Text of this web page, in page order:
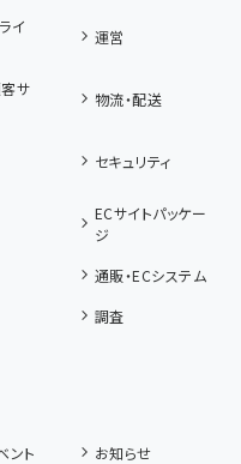
イ
運営
サ
物流・配送
セキュリティ
ECサイトパッケー
ジ
通販・ECシステム
調査
ント
お知らせ